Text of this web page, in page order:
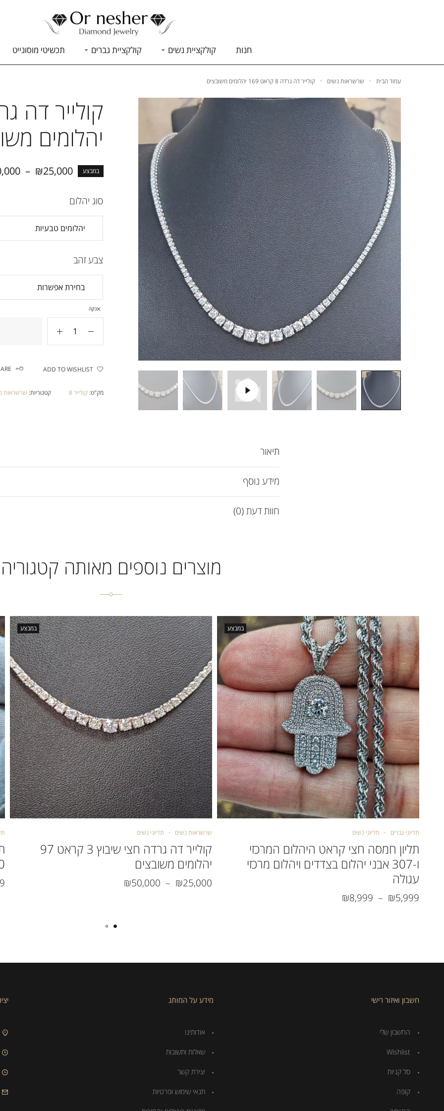
חנות קולקציית נשים קולקציית גברים תכשיטי מוסונייט
עמוד הבית שרשראות נשים קולייר דה גרדה 8 קראט 169 יהלומים משובצים
יהלומים
במבצע ₪25,000
–
סוג יהלום
צבע זהב
נקה
ADD TO WISHLIST
מק"ט: קולייר 8 קטגוריות: שרשראות
תיאור
מידע נוסף
חוות דעת (0)
מוצרים נוספים מאותה קטגוריה
במבצע
תליוני גברים תליוני נשים
תליון חמסה חצי קראט היהלום המרכזי
ו-307 אבני יהלום בצדדים ויהלום מרכזי
עגולה
₪5,999
–
₪8,999
במבצע
שרשראות נשים תליוני נשים
קולייר דה גרדה חצי שיבוץ 3 קראט 97
יהלומים משובצים
₪25,000
–
₪50,000
חשבון ואיזור רישי
החשבון שלי
Wishlist
סל קניות
קופה
מידע על המותג
אודותינו
שאלות ותשובות
יצירת קשר
תנאי שימוש ופרטיות